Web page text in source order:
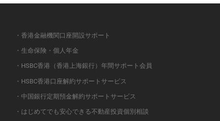
・香港金融機関口座開設サポート
・生命保険・個人年金
・HSBC香港（香港上海銀行）年間サポート会員
・HSBC香港口座解約サポートサービス
・中国銀行定期預金解約サポートサービス
・はじめてでも安心できる不動産投資個別相談